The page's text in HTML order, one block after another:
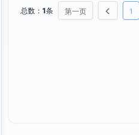
总数： 1条 第一页 1